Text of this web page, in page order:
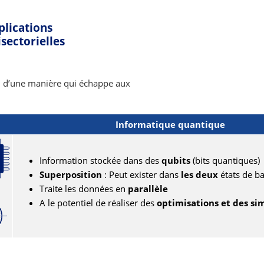
manière qui échappe aux
Informatique quantique
Information stockée dans des qubits (bits quantiques)
Superposition : Peut exister dans les deux états de
Traite les données en parallèle
A le potentiel de réaliser des optimisations et des